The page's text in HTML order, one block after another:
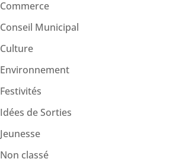
Commerce
Conseil Municipal
Culture
Environnement
Festivités
Idées de Sorties
Jeunesse
Non classé